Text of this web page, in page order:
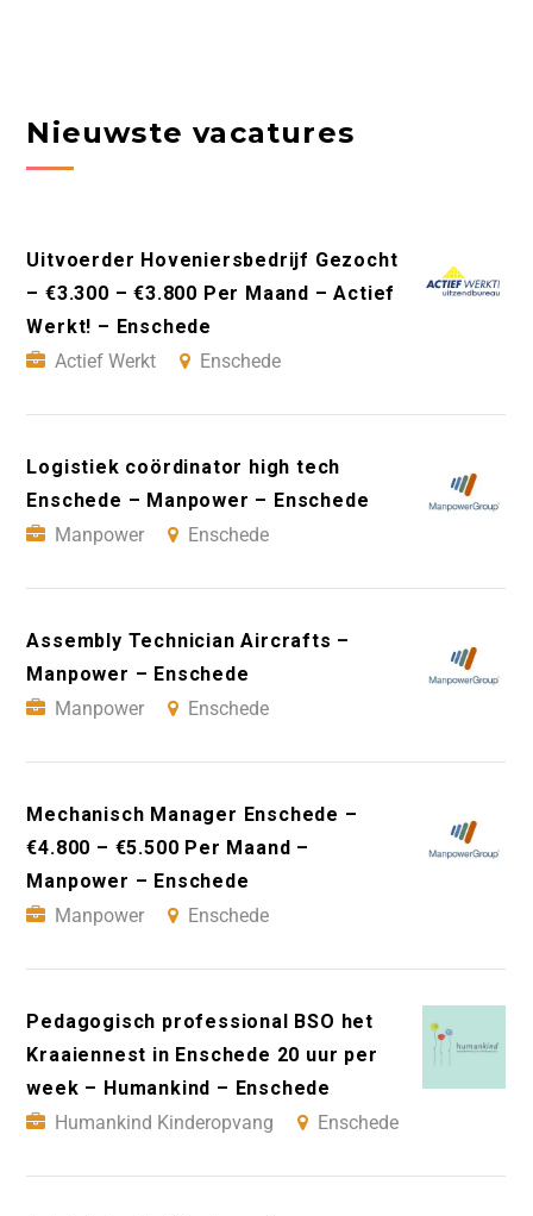
Nieuwste vacatures
Uitvoerder Hoveniersbedrijf Gezocht
– €3.300 – €3.800 Per Maand – Actief
Werkt! – Enschede
Actief Werkt
Enschede
Logistiek coördinator high tech
Enschede – Manpower – Enschede
Manpower
Enschede
Assembly Technician Aircrafts –
Manpower – Enschede
Manpower
Enschede
Mechanisch Manager Enschede –
€4.800 – €5.500 Per Maand –
Manpower – Enschede
Manpower
Enschede
Pedagogisch professional BSO het
Kraaiennest in Enschede 20 uur per
week – Humankind – Enschede
Humankind Kinderopvang
Enschede